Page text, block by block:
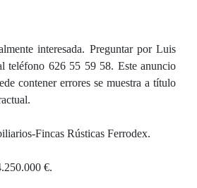
interesada. Preguntar por Luis
teléfono 626 55 59 58. Este anuncio
contener errores se muestra a título
Fincas Rústicas Ferrodex.
€.